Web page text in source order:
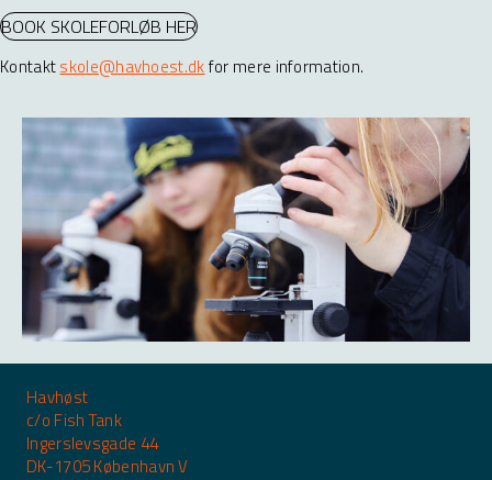
BOOK SKOLEFORLØB HER
Kontaktskole@havhoest.dkfor mere information.
Havhøst
c/o Fish Tank
Ingerslevsgade 44
DK-1705 København V